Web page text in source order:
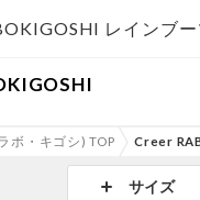
レインブ
ボ・キゴシ) TOP Creer
サイズ